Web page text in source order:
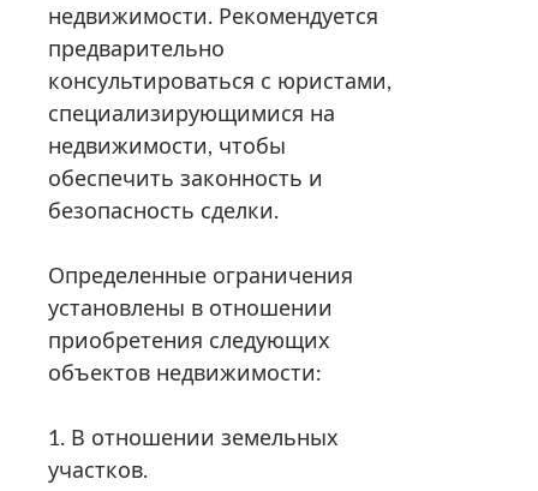
недвижимости. Рекомендуется
предварительно
консультироваться с юристами,
специализирующимися на
недвижимости, чтобы
обеспечить законность и
безопасность сделки.
Определенные ограничения
установлены в отношении
приобретения следующих
объектов недвижимости:
1. В отношении земельных
участков.